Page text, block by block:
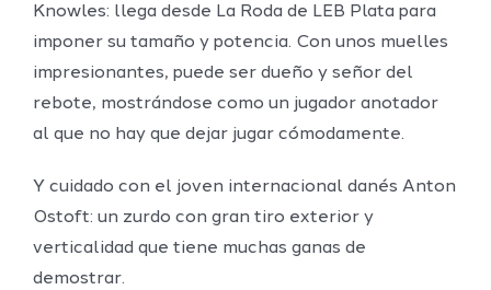
Knowles: llega desde La Roda de LEB Plata para
imponer su tamaño y potencia. Con unos muelles
impresionantes, puede ser dueño y señor del
rebote, mostrándose como un jugador anotador
al que no hay que dejar jugar cómodamente.
Y cuidado con el joven internacional danés Anton
Ostoft: un zurdo con gran tiro exterior y
verticalidad que tiene muchas ganas de
demostrar.